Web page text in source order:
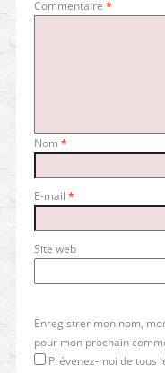
Commentaire *
Nom *
E-mail *
Site web
Enregistrer mon nom,
pour mon prochain
Prévenez-moi de tous